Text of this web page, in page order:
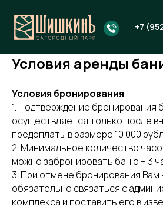
+7 (952) 350-54-09
Условия аренды
Условия бронирования
1. Подтверждение бронирования
осуществляется только после
предоплаты в размере 10 000
2. Минимальное количество
можно забронировать баню – 3
3. При отмене бронирования
обязательно связаться с
комплекса и поставить его в